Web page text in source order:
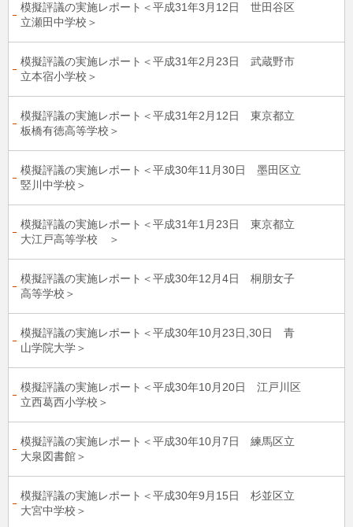
模擬評議の実施レポート＜平成31年3月12日 世田谷区
立瀬田中学校＞
模擬評議の実施レポート＜平成31年2月23日 武蔵野市
立本宿小学校＞
模擬評議の実施レポート＜平成31年2月12日 東京都立
板橋有徳高等学校＞
模擬評議の実施レポート＜平成30年11月30日 墨田区立
竪川中学校＞
模擬評議の実施レポート＜平成31年1月23日 東京都立
大江戸高等学校 ＞
模擬評議の実施レポート＜平成30年12月4日 桐朋女子
高等学校＞
模擬評議の実施レポート＜平成30年10月23日,30日 青
山学院大学＞
模擬評議の実施レポート＜平成30年10月20日 江戸川区
立西葛西小学校＞
模擬評議の実施レポート＜平成30年10月7日 練馬区立
大泉図書館＞
模擬評議の実施レポート＜平成30年9月15日 杉並区立
大宮中学校＞